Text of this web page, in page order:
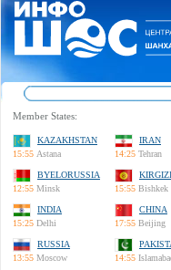
Member States:
KAZAKHSTAN
15:55 Astana
IRAN
14:25 Tehran
BYELORUSSIA
12:55 Minsk
15:55 Bishkek
INDIA
15:25 Delhi
CHINA
17:55 Beijing
RUSSIA
13:55 Moscow
14:55